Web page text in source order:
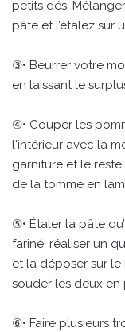
petits dés.
pâte et l’étalez sur
③• Beurrer votre
en laissant le
④• Couper les
l'intérieur avec la
garniture et le
de la tomme en
⑤• Étaler la pâte
fariné, réaliser un
et la déposer sur
souder les deux en
⑥• Faire plusieurs